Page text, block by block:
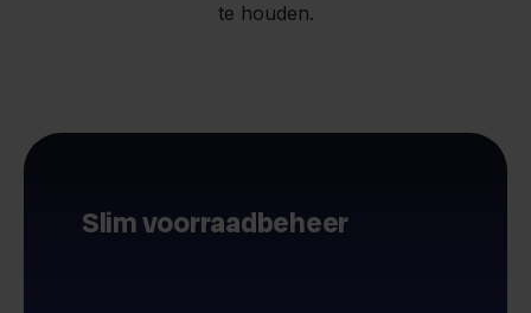
te houden.
Slim voorraadbeheer